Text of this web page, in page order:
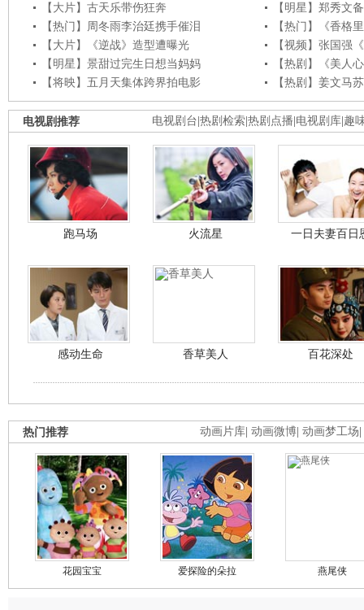
【大片】古天乐带伤狂奔
【明星】郑秀文
【热门】周冬雨李治廷携手催泪
【热门】《香格
【大片】《逆战》造型遭曝光
【视频】张国强
【明星】景甜过完生日想当妈妈
【热剧】《美人
【将映】五月天集体跨界拍电影
【热剧】姜文马
电视剧台 热剧检索 热剧点播 电视剧库 趣
电视剧推荐
跑马场 火流星 一日夫妻百日
感动生命 香草美人 百花深处
动画片库 动画微博 动画梦工场
热门推荐
花园宝宝 爱探险的朵拉 燕尾侠